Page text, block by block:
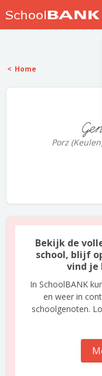
Home
Porz
Bekijk de
school, blijf
vind je
In SchoolBANK
en weer in
schoolgenoten.